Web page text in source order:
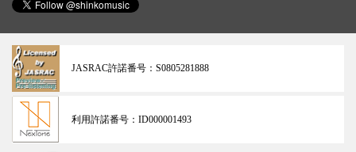
JASRAC許諾番号： S0805281888
利用許諾番号： ID000001493